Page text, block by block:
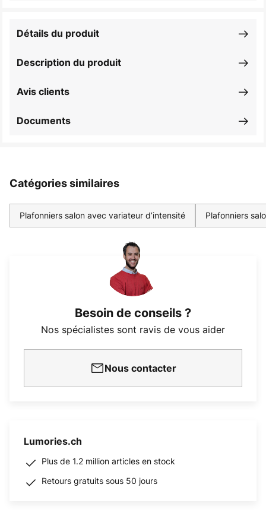
Description du produit
Détails du produit
Avis clients
Documents
Catégories similaires
Plafonniers salon avec variateur d’intensité Plafonniers
Besoin de conseils ?
Nos spécialistes sont ravis de vous aider
Nous contacter
Lumories.ch
Plus de 1.2 million articles en stock
Retours gratuits sous 50 jours